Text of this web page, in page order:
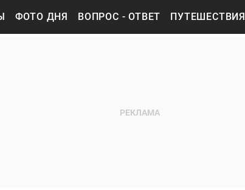
ФОТО ДНЯ ВОПРОС - ОТВЕТ ПУТЕШЕСТВИЯ